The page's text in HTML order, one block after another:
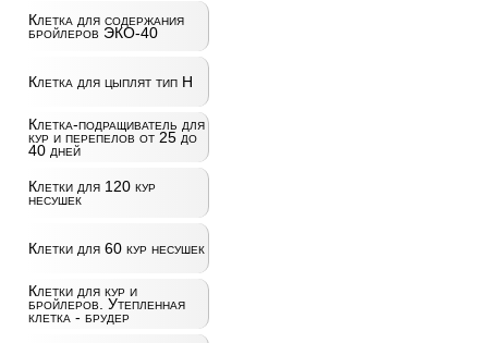
Клетка для содержания
бройлеров ЭКО-40
Клетка для цыплят тип Н
Клетка-подращиватель для
кур и перепелов от 25 до
40 дней
Клетки для 120 кур
несушек
Клетки для 60 кур несушек
Клетки для кур и
бройлеров. Утепленная
клетка - брудер